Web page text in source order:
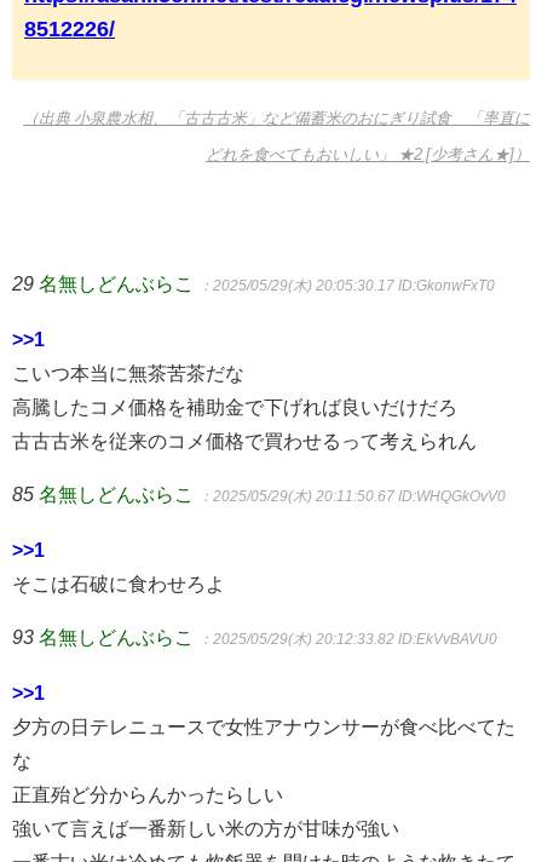
8512226/
（出典 小泉農水相、「古古古米」など備蓄米のおにぎり試食 「率直に
どれを食べてもおいしい」 ★2 [少考さん★]）
29 名無しどんぶらこ ：2025/05/29(木) 20:05:30.17 ID:GkonwFxT0
>>1
こいつ本当に無茶苦茶だな
高騰したコメ価格を補助金で下げれば良いだけだろ
古古古米を従来のコメ価格で買わせるって考えられん
85 名無しどんぶらこ ：2025/05/29(木) 20:11:50.67 ID:WHQGkOvV0
>>1
そこは石破に食わせろよ
93 名無しどんぶらこ ：2025/05/29(木) 20:12:33.82 ID:EkVvBAVU0
>>1
夕方の日テレニュースで女性アナウンサーが食べ比べてた
な
正直殆ど分からんかったらしい
強いて言えば一番新しい米の方が甘味が強い